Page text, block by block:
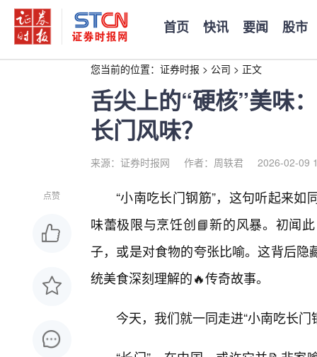
首页 快讯 要闻 股市
您当前的位置： 证券时报 > 公司 > 正文
舌尖上的“硬核”美味
长门风味？
来源：证券时报网 作者：周轶君 2026-02-09
点赞
“小南吃长门钢筋”，这句听起来
味蕾极限与烹饪创📘新的风暴。初闻
子，或是对食物的夸张比喻。这背后
统美食深刻理解的🔥传奇故事。
今天，我们就一同走进“小南吃长